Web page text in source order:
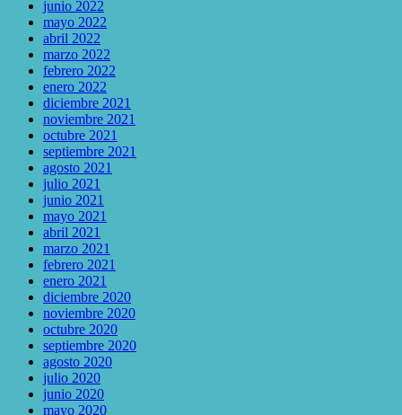
junio 2022
mayo 2022
abril 2022
marzo 2022
febrero 2022
enero 2022
diciembre 2021
noviembre 2021
octubre 2021
septiembre 2021
agosto 2021
julio 2021
junio 2021
mayo 2021
abril 2021
marzo 2021
febrero 2021
enero 2021
diciembre 2020
noviembre 2020
octubre 2020
septiembre 2020
agosto 2020
julio 2020
junio 2020
mayo 2020